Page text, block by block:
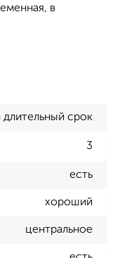
в
длительный срок
3
есть
хороший
центральное